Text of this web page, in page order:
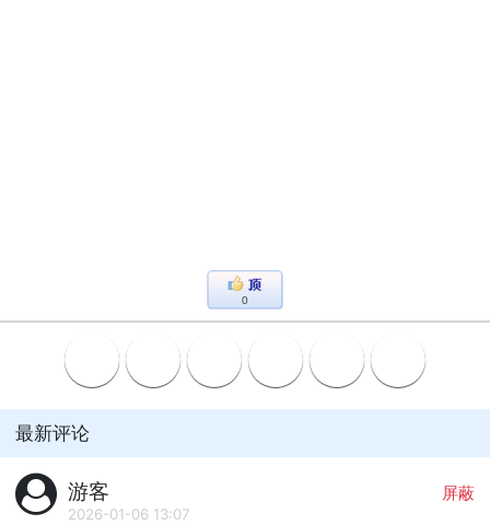
0
最新评论
游客 屏蔽
2026-01-06 13:07